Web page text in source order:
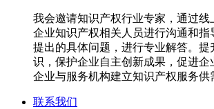
我会邀请知识产权行业专家，通过线
企业知识产权相关人员进行沟通和指
提出的具体问题，进行专业解答。提
识，保护企业自主创新成果，促进企
企业与服务机构建立知识产权服务供
联系我们